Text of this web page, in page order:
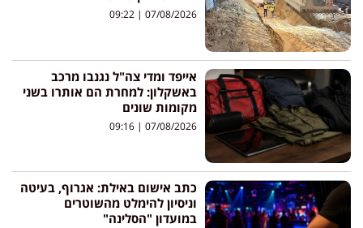
07/08/2026
אייפד ומדי צה"ל נגנבו מרכב
באשקלון: למחרת הם אותרו בשני
מקומות שונים
07/08/2026
כתב אישום באילת: אגרוף, בעיטה
וניסיון להימלט מהשוטרים
במועדון "הסלינה"